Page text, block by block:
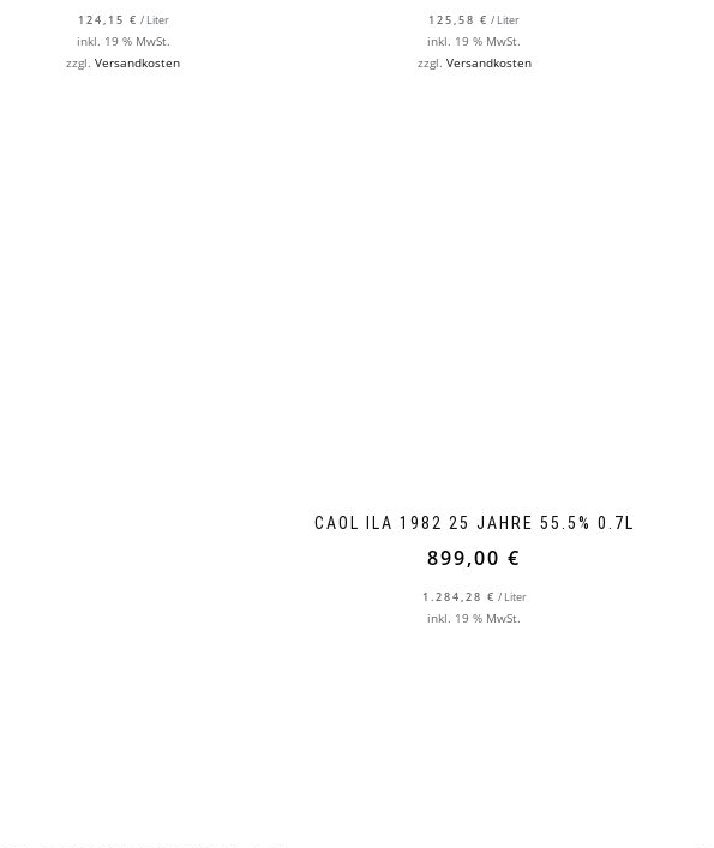
124,15 € / Liter
inkl. 19 % MwSt.
zzgl.Versandkosten
125,58€ / Liter
inkl. 19 % MwSt.
zzgl. Versandkosten
CAOL ILA 1982 25 JAHRE 55.5% 0.7L
899,00€
1.284,28 € / Liter
inkl. 19 % MwSt.